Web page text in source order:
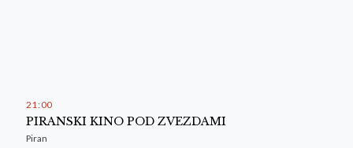
21 : 00
PIRANSKI KINO POD ZVEZDAMI
Piran